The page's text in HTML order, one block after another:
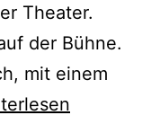
Theater.
der Bühne.
mit einem